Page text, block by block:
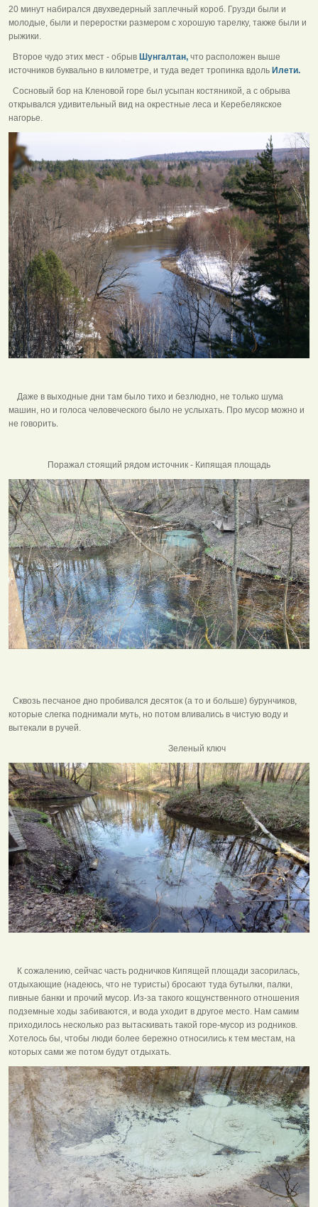
20 минут набирался двухведерный заплечный короб. Грузди были и
молодые, были и переростки размером с хорошую тарелку, также были и
рыжики.
Второе чудо этих мест - обрыв Шунгалтан, что расположен выше
источников буквально в километре, и туда ведет тропинка вдоль Илети.
Сосновый бор на Кленовой горе был усыпан костяникой, а с обрыва
открывался удивительный вид на окрестные леса и Керебелякское
нагорье.
Даже в выходные дни там было тихо и безлюдно, не только шума
машин, но и голоса человеческого было не услыхать. Про мусор можно и
не говорить.
Поражал стоящий рядом источник - Кипящая площадь
Сквозь песчаное дно пробивался десяток (а то и больше) бурунчиков,
которые слегка поднимали муть, но потом вливались в чистую воду и
вытекали в ручей.
Зеленый ключ
К сожалению, сейчас часть родничков Кипящей площади засорилась,
отдыхающие (надеюсь, что не туристы) бросают туда бутылки, палки,
пивные банки и прочий мусор. Из-за такого кощунственного отношения
подземные ходы забиваются, и вода уходит в другое место. Нам самим
приходилось несколько раз вытаскивать такой горе-мусор из родников.
Хотелось бы, чтобы люди более бережно относились к тем местам, на
которых сами же потом будут отдыхать.